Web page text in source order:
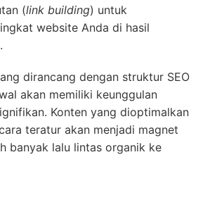
(link building) untuk
website Anda di hasil
dirancang dengan struktur SEO
akan memiliki keunggulan
Konten yang dioptimalkan
teratur akan menjadi magnet
banyak lalu lintas organik ke